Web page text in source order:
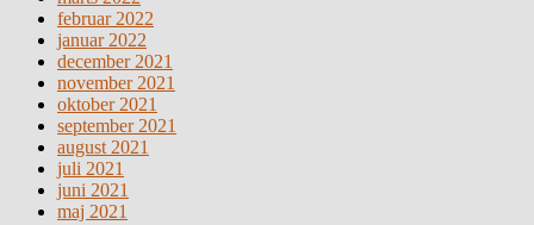
februar 2022
januar 2022
december 2021
november 2021
oktober 2021
september 2021
august 2021
juli 2021
juni 2021
maj 2021